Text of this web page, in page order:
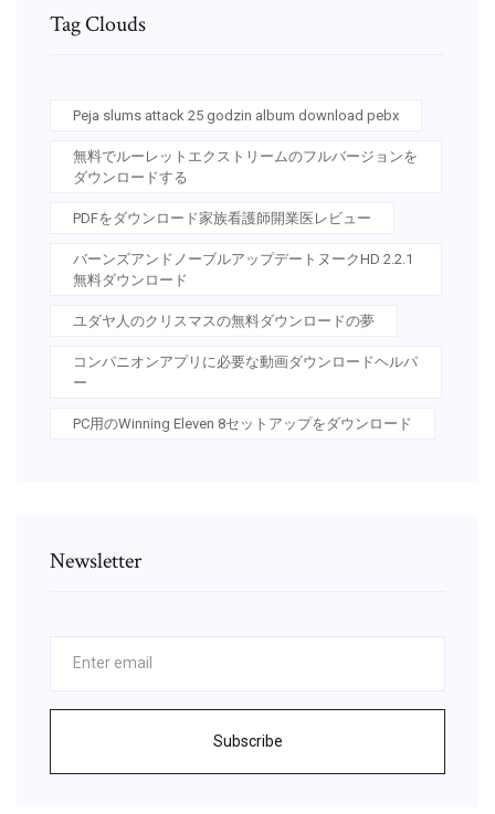
Tag Clouds
Peja slums attack 25 godzin album download pebx
無料でルーレットエクストリームのフルバージョンを
ダウンロードする
PDFをダウンロード家族看護師開業医レビュー
バーンズアンドノーブルアップデートヌークHD 2.2.1
無料ダウンロード
ユダヤ人のクリスマスの無料ダウンロードの夢
コンパニオンアプリに必要な動画ダウンロードヘルパ
ー
PC用のWinning Eleven 8セットアップをダウンロード
Newsletter
Subscribe